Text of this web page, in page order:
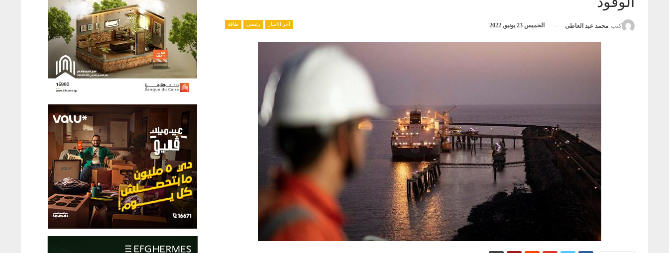
آخر الاخبار رئيسي طاقة كتب محمد عبد العاطى الخميس 23 يونيو, 2022